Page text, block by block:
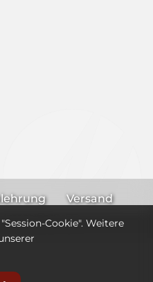
Versand
DatenschutzCookie". Weitere